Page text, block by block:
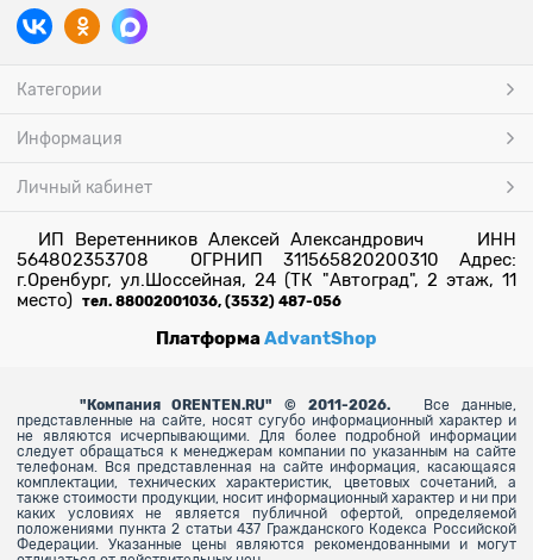
Категории
Информация
Личный кабинет
ИП Веретенников Алексей Александрович ИНН
564802353708 ОГРНИП 311565820200310 Адрес:
г.Оренбург, ул.Шоссейная, 24 (ТК "Автоград", 2 этаж, 11
место) тел. 88002001036, (3532) 487-056
ПлатформаAdvantShop
" Компания ORENTEN.RU" © 2011-2026.
Все данные,
представленные на сайте, носят сугубо информационный характер и
не являются исчерпывающими. Для более подробной информации
следует обращаться к менеджерам компании по указанным на сайте
телефонам. Вся представленная на сайте информация, касающаяся
комплектации, технических характеристик, цветовых сочетаний, а
также стоимости продукции, носит информационный характер и ни при
каких условиях не является публичной офертой, определяемой
положениями пункта 2 статьи 437 Гражданского Кодекса Российской
Федерации. Указанные цены являются рекомендованными и могут